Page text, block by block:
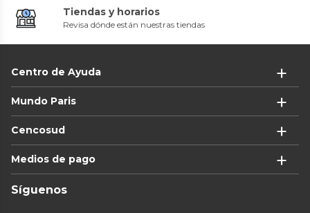
Tiendas y horarios
Revisa dónde están nuestras tiendas
Centro de Ayuda
Mundo Paris
Cencosud
Medios de pago
Síguenos